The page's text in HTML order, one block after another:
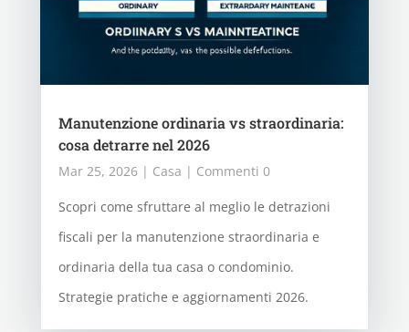
Manutenzione ordinaria vs straordinaria:
cosa detrarre nel 2026
Mar 25, 2026| Casa | Commenti 0
Scopri come sfruttare al meglio le detrazioni
fiscali per la manutenzione straordinaria e
ordinaria della tua casa o condominio.
Strategie pratiche e aggiornamenti 2026.